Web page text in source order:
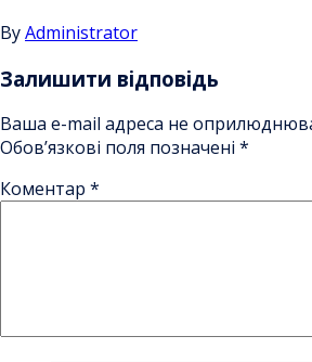
ByAdministrator
Залишити відповідь
Ваша e-mail адреса не
Обов’язкові поля позначені *
Коментар *